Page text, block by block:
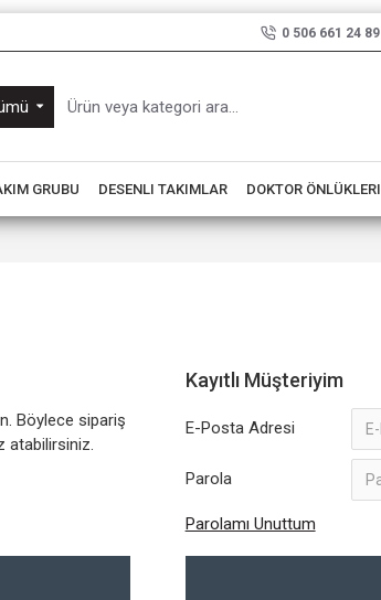
0 506 661 24 89
GRUBU DESENLI TAKIMLAR DOKTOR ÖNLÜKLERI
Böylece sipariş
atabilirsiniz.
Kayıtlı Müşteriyim
E-Posta Adresi
Parola
Parolamı Unuttum